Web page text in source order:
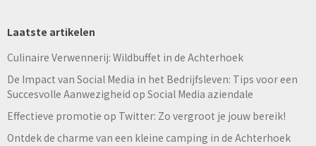
Laatste artikelen
Culinaire Verwennerij: Wildbuffet in de Achterhoek
De Impact van Social Media in het Bedrijfsleven: Tips voor een
Succesvolle Aanwezigheid op Social Media aziendale
Effectieve promotie op Twitter: Zo vergroot je jouw bereik!
Ontdek de charme van een kleine camping in de Achterhoek